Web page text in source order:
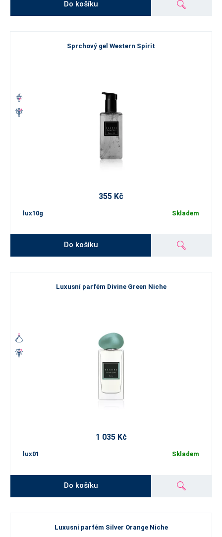
Do košíku
Sprchový gel Western Spirit
355 Kč
lux10g Skladem
Do košíku
Luxusní parfém Divine Green Niche
1 035 Kč
lux01 Skladem
Do košíku
Luxusní parfém Silver Orange Niche